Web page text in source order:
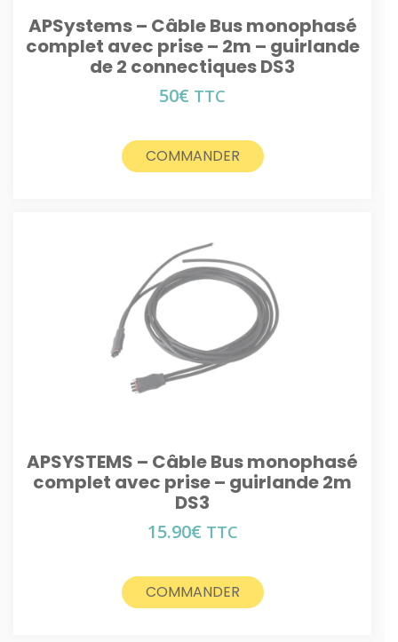
APSystems – Câble Bus monophasé
complet avec prise – 2m – guirlande
de 2 connectiques DS3
50€ TTC
COMMANDER
APSYSTEMS – Câble Bus monophasé
complet avec prise – guirlande 2m
DS3
15.90€ TTC
COMMANDER